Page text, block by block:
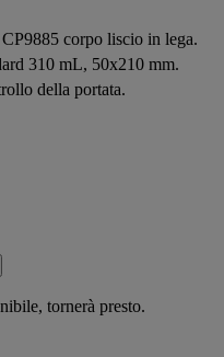
corpo liscio in lega.
310 mL, 50x210 mm.
della portata.
tornerà presto.